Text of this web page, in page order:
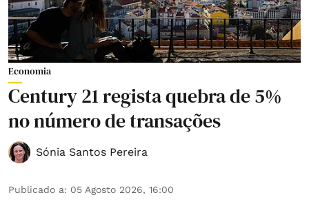
Economia
Century 21 regista quebra de 5%
no número de transações
Sónia Santos Pereira
Publicado a: 05 Agosto 2026, 16:00